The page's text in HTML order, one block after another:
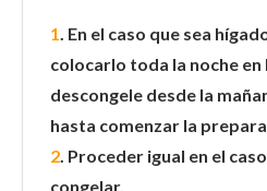
1 . En el caso que sea
colocarlo toda la noche en
descongele desde la
hasta comenzar la
2 . Proceder igual en el
congelar.